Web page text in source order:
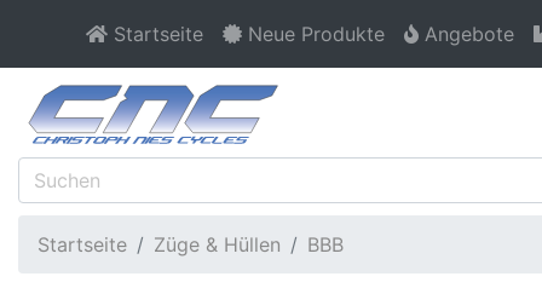
Startseite Neue Produkte Angebote
Startseite Züge & Hüllen BBB